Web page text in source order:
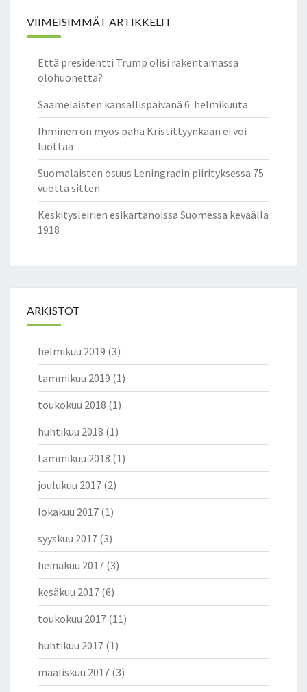
VIIMEISIMMÄT ARTIKKELIT
Että presidentti Trump olisi rakentamassa
olohuonetta?
Saamelaisten kansallispäivänä 6. helmikuuta
Ihminen on myös paha Kristittyynkään ei voi
luottaa
Suomalaisten osuus Leningradin piirityksessä 75
vuotta sitten
Keskitysleirien esikartanoissa Suomessa keväällä
1918
ARKISTOT
helmikuu 2019 (3)
tammikuu 2019 (1)
toukokuu 2018 (1)
huhtikuu 2018 (1)
tammikuu 2018 (1)
joulukuu 2017 (2)
lokakuu 2017 (1)
syyskuu 2017 (3)
heinäkuu 2017 (3)
kesäkuu 2017 (6)
toukokuu 2017 (11)
huhtikuu 2017 (1)
maaliskuu 2017 (3)